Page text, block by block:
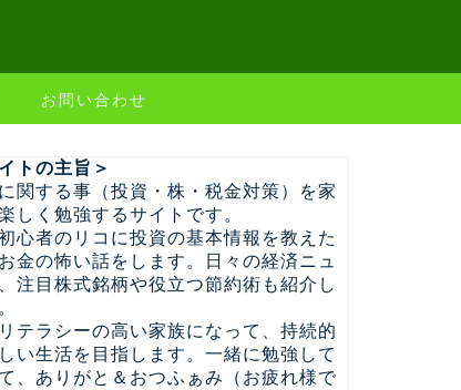
お問い合わせ
トの主旨＞
関する事（投資・株・税金対策）を家
しく勉強するサイトです。
心者のリコに投資の基本情報を教えた
金の怖い話をします。日々の経済ニュ
注目株式銘柄や役立つ節約術も紹介し
テラシーの高い家族になって、持続的
い生活を目指します。一緒に勉強して
、ありがと＆おつふぁみ（お疲れ様で